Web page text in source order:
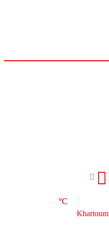
Khartoum
℃